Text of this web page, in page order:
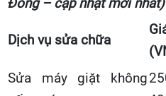
Đông – cập nhật mới nhất)
Dịch vụ sửa chữa
Sửa máy giặt không